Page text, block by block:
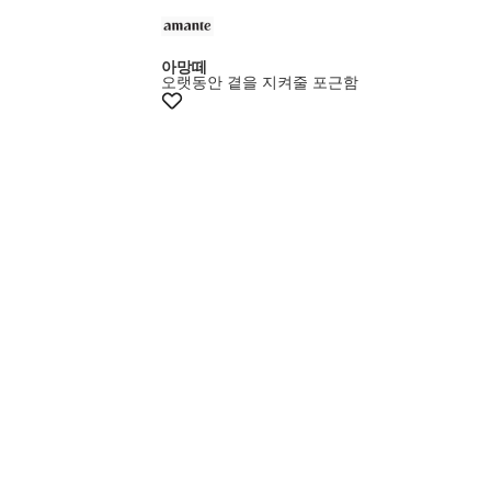
+5% 쿠폰
아망떼
오랫동안 곁을 지켜줄 포근함